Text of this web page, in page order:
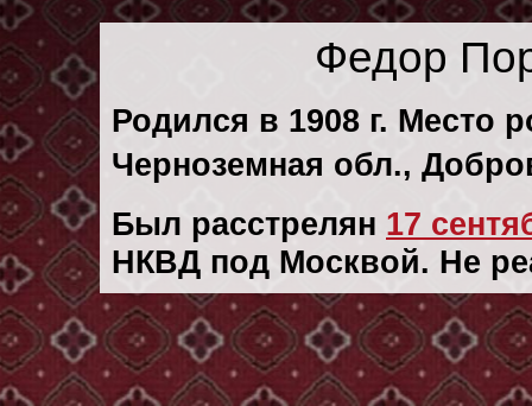
Федор
Родился в 1908 г. Место
Черноземная обл.,
Был расстрелян 17
НКВД под Москвой. Не